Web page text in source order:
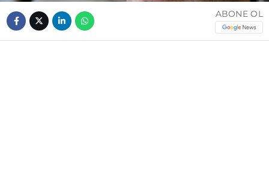
ABONE OL